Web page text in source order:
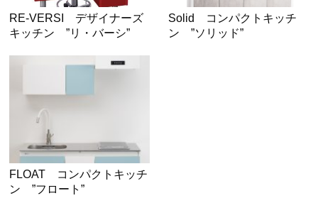
RE-VERSI デザイナーズ
キッチン ”リ・バーシ”
Solid コンパクトキッチ
ン ”ソリッド”
FLOAT コンパクトキッチ
ン ”フロート”